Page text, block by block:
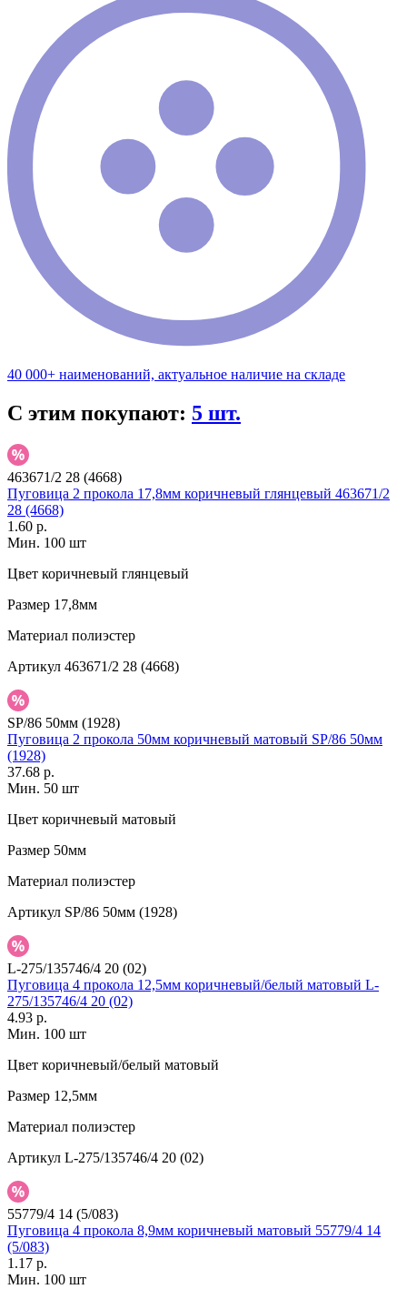
40 000+ наименований, актуальное наличие на складе
С этим покупают: 5 шт.
463671/2 28 (4668)
Пуговица 2 прокола 17,8мм коричневый глянцевый 463671/2
28 (4668)
1.60 р.
Мин. 100 шт
Цвет коричневый глянцевый
Размер 17,8мм
Материал полиэстер
Артикул 463671/2 28 (4668)
SP/86 50мм (1928)
Пуговица 2 прокола 50мм коричневый матовый SP/86 50мм
(1928)
37.68 р.
Мин. 50 шт
Цвет коричневый матовый
Размер 50мм
Материал полиэстер
Артикул SP/86 50мм (1928)
L-275/135746/4 20 (02)
Пуговица 4 прокола 12,5мм коричневый/белый матовый L-
275/135746/4 20 (02)
4.93 р.
Мин. 100 шт
Цвет коричневый/белый матовый
Размер 12,5мм
Материал полиэстер
Артикул L-275/135746/4 20 (02)
55779/4 14 (5/083)
Пуговица 4 прокола 8,9мм коричневый матовый 55779/4 14
(5/083)
1.17 р.
Мин. 100 шт